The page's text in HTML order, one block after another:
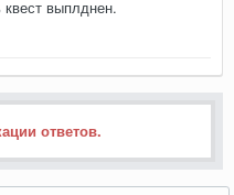
выплднен.
ответов.